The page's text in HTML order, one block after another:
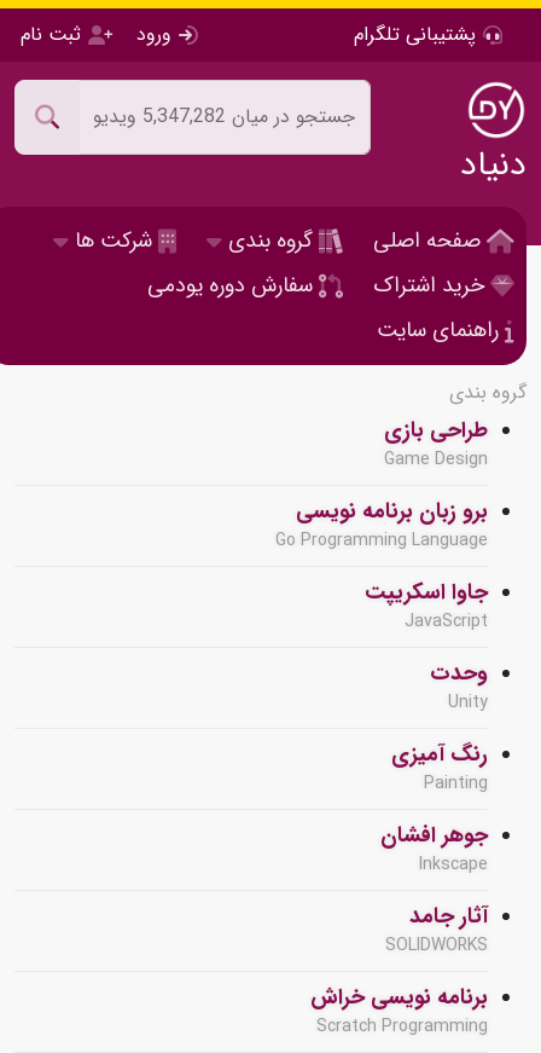
پشتیبانی تلگرام ورود ثبت نام
دنیاد
صفحه اصلی گروه بندی
شرکت ها
خرید اشتراک
سفارش دوره یودمی
راهنمای سایت
گروه بندی
طراحی بازی
Game Design
برو زبان برنامه نویسی
Go Programming Language
جاوا اسکریپت
JavaScript
وحدت
Unity
رنگ آمیزی
Painting
جوهر افشان
Inkscape
آثار جامد
SOLIDWORKS
برنامه نویسی خراش
Scratch Programming